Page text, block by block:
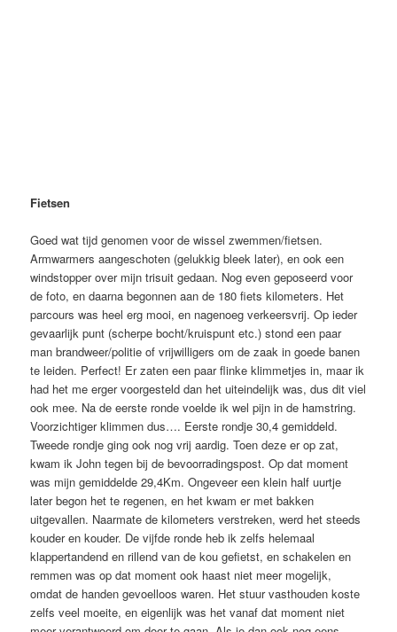
Fietsen
Goed wat tijd genomen voor de wissel zwemmen/fietsen.
Armwarmers aangeschoten (gelukkig bleek later), en ook een
windstopper over mijn trisuit gedaan. Nog even geposeerd voor
de foto, en daarna begonnen aan de 180 fiets kilometers. Het
parcours was heel erg mooi, en nagenoeg verkeersvrij. Op ieder
gevaarlijk punt (scherpe bocht/kruispunt etc.) stond een paar
man brandweer/politie of vrijwilligers om de zaak in goede banen
te leiden. Perfect! Er zaten een paar flinke klimmetjes in, maar ik
had het me erger voorgesteld dan het uiteindelijk was, dus dit viel
ook mee. Na de eerste ronde voelde ik wel pijn in de hamstring.
Voorzichtiger klimmen dus…. Eerste rondje 30,4 gemiddeld.
Tweede rondje ging ook nog vrij aardig. Toen deze er op zat,
kwam ik John tegen bij de bevoorradingspost. Op dat moment
was mijn gemiddelde 29,4Km. Ongeveer een klein half uurtje
later begon het te regenen, en het kwam er met bakken
uitgevallen. Naarmate de kilometers verstreken, werd het steeds
kouder en kouder. De vijfde ronde heb ik zelfs helemaal
klappertandend en rillend van de kou gefietst, en schakelen en
remmen was op dat moment ook haast niet meer mogelijk,
omdat de handen gevoelloos waren. Het stuur vasthouden koste
zelfs veel moeite, en eigenlijk was het vanaf dat moment niet